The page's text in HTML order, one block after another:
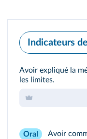
Indicateurs
Avoir expliqué la
les limites.
Oral
Avoir